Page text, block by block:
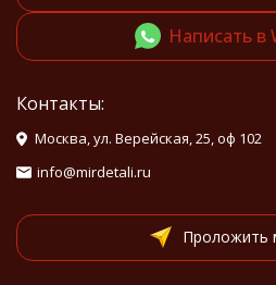
Написать в
Контакты:
Москва, ул. Верейская, 25, оф 102
info@mirdetali.ru
Проложить